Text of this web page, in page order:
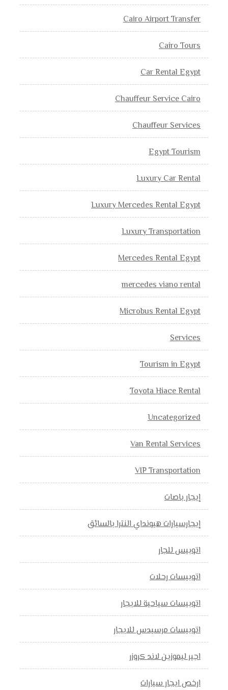
Cairo Airport Transfer
Cairo Tours
Car Rental Egypt
Chauffeur Service Cairo
Chauffeur Services
Egypt Tourism
Luxury Car Rental
Luxury Mercedes Rental Egypt
Luxury Transportation
Mercedes Rental Egypt
mercedes viano rental
Microbus Rental Egypt
Services
Tourism in Egypt
Toyota Hiace Rental
Uncategorized
Van Rental Services
VIP Transportation
إيجار باصات
إيجارسيارات هيونداي النترا بالسائق
اتوبيس للجار
اتوبيسات رحلات
اتوبيسات سياحية للايجار
اتوبيسات مرسيدس للايجار
اجير ليموزين لاند كروزر
ارخص ايجار سيارات